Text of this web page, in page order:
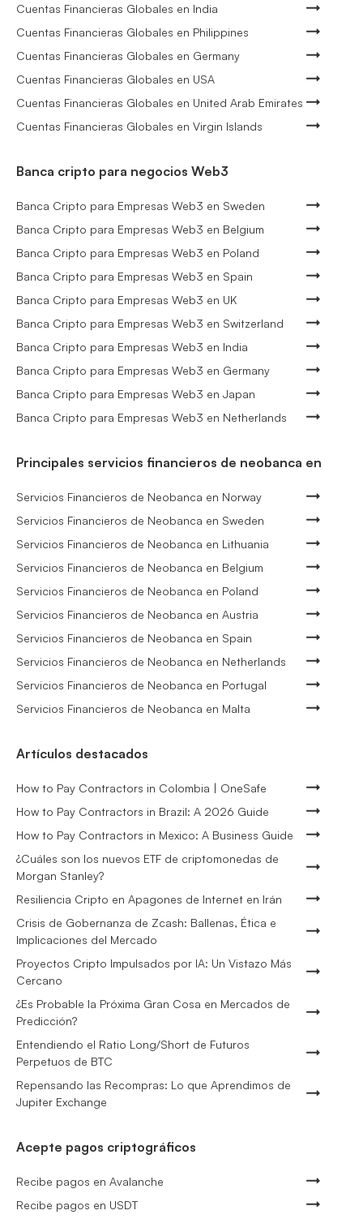
Cuentas Financieras Globales en India
Cuentas Financieras Globales en Philippines
Cuentas Financieras Globales en Germany
Cuentas Financieras Globales en USA
Cuentas Financieras Globales en United Arab Emirates
Cuentas Financieras Globales en Virgin Islands
Banca cripto para negocios Web3
Banca Cripto para Empresas Web3 en Sweden
Banca Cripto para Empresas Web3 en Belgium
Banca Cripto para Empresas Web3 en Poland
Banca Cripto para Empresas Web3 en Spain
Banca Cripto para Empresas Web3 en UK
Banca Cripto para Empresas Web3 en Switzerland
Banca Cripto para Empresas Web3 en India
Banca Cripto para Empresas Web3 en Germany
Banca Cripto para Empresas Web3 en Japan
Banca Cripto para Empresas Web3 en Netherlands
Principales servicios financieros de neobanca en
Servicios Financieros de Neobanca en Norway
Servicios Financieros de Neobanca en Sweden
Servicios Financieros de Neobanca en Lithuania
Servicios Financieros de Neobanca en Belgium
Servicios Financieros de Neobanca en Poland
Servicios Financieros de Neobanca en Austria
Servicios Financieros de Neobanca en Spain
Servicios Financieros de Neobanca en Netherlands
Servicios Financieros de Neobanca en Portugal
Servicios Financieros de Neobanca en Malta
Artículos destacados
How to Pay Contractors in Colombia | OneSafe
How to Pay Contractors in Brazil: A 2026 Guide
How to Pay Contractors in Mexico: A Business Guide
¿Cuáles son los nuevos ETF de criptomonedas de
Morgan Stanley?
Resiliencia Cripto en Apagones de Internet en Irán
Crisis de Gobernanza de Zcash: Ballenas, Ética e
Implicaciones del Mercado
Proyectos Cripto Impulsados por IA: Un Vistazo Más
Cercano
¿Es Probable la Próxima Gran Cosa en Mercados de
Predicción?
Entendiendo el Ratio Long/Short de Futuros
Perpetuos de BTC
Repensando las Recompras: Lo que Aprendimos de
Jupiter Exchange
Acepte pagos criptográficos
Recibe pagos en Avalanche
Recibe pagos en USDT